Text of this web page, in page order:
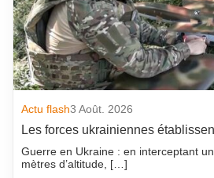
Actu flash3 Août. 2026
Les forces ukrainiennes
Guerre en Ukraine : en interceptant
mètres d’altitude, […]